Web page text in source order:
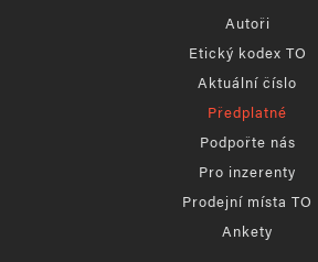
Autoři
Etický kodex TO
Aktuální číslo
Předplatné
Podpořte nás
Pro inzerenty
Prodejní místa TO
Ankety